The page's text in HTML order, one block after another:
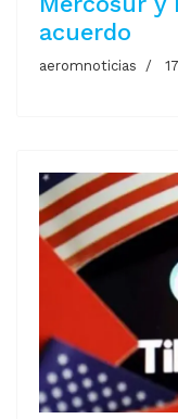
acuerdo
aeromnoticias